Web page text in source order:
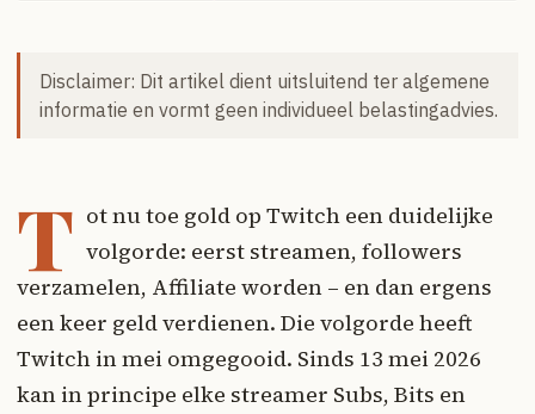
Disclaimer: Dit artikel dient uitsluitend ter algemene
informatie en vormt geen individueel belastingadvies.
T ot nu toe gold op Twitch een duidelijke
volgorde: eerst streamen, followers
verzamelen, Affiliate worden – en dan ergens
een keer geld verdienen. Die volgorde heeft
Twitch in mei omgegooid. Sinds 13 mei 2026
kan in principe elke streamer Subs, Bits en